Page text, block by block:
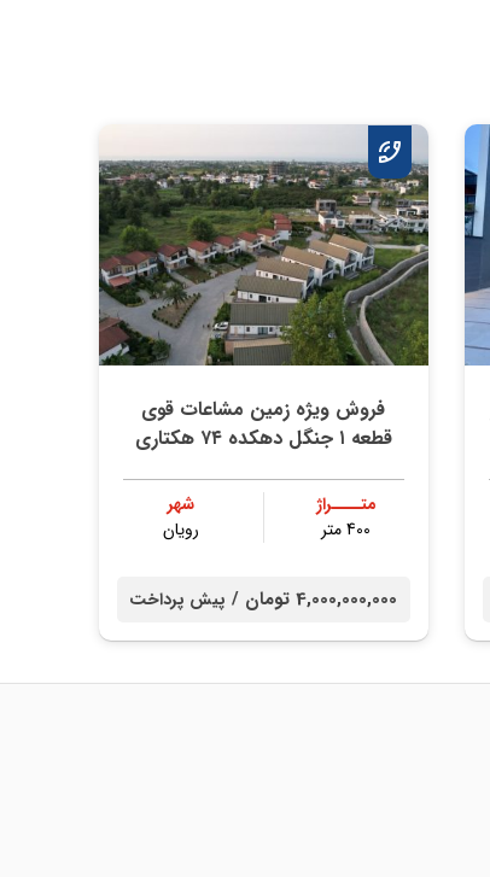
فروش ویژه زمین مشاعات قوی
قطعه ۱ جنگل دهکده ۷۴ هکتاری
متــــراژ
400 متر
شهر
رویان
4,000,000,000 تومان / پیش پرداخت